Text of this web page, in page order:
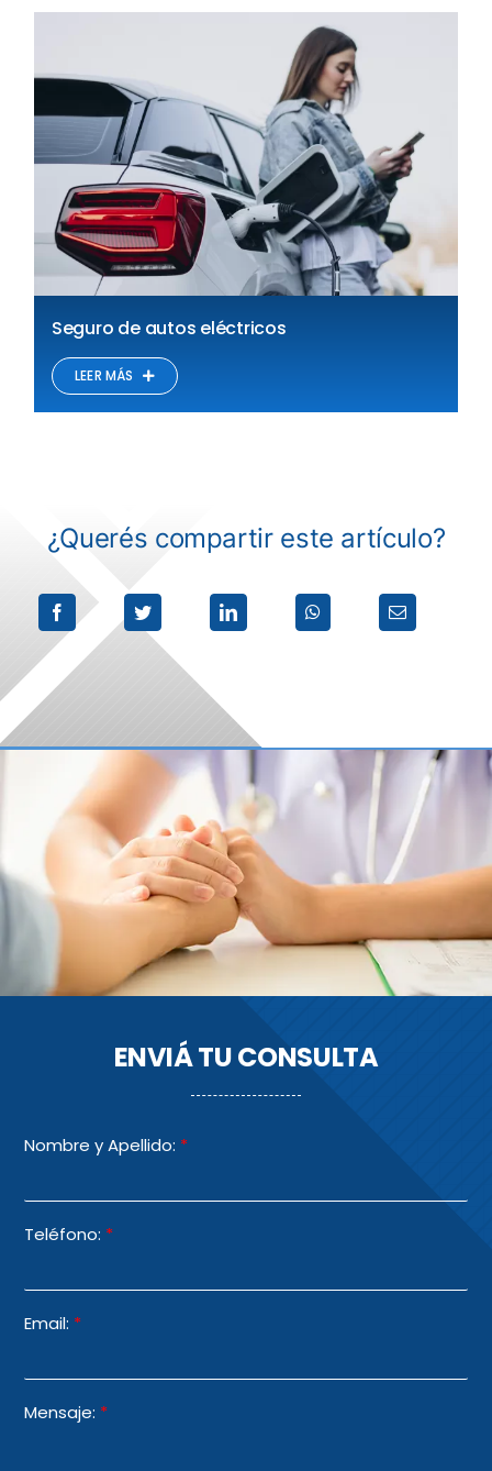
Seguro de autos eléctricos
LEER MÁS
¿Querés compartir este artículo?
ENVIÁ TU CONSULTA
Nombre y Apellido: *
Teléfono: *
Email: *
Mensaje: *